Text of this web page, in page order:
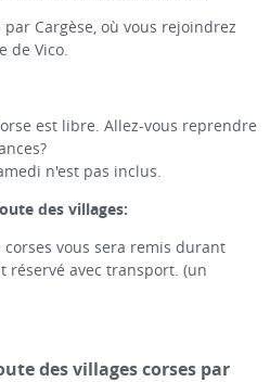
Cargèse, où vous rejoindrez
de Vico.
est libre. Allez-vous reprendre
n'est pas inclus.
des villages:
vous sera remis durant
avec transport. (un
des villages corses par